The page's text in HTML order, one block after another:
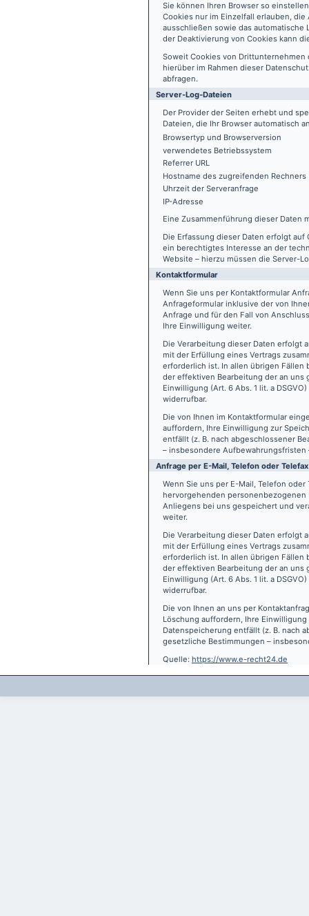
Sie können Ihren Browser so
Cookies nur im Einzelfall erlauben,
ausschließen sowie das automatische
der Deaktivierung von Cookies kann
Soweit Cookies von
hierüber im Rahmen dieser
abfragen.
Server-Log-Dateien
Der Provider der Seiten erhebt und
Dateien, die Ihr Browser automatisch
Browsertyp und Browserversion
verwendetes Betriebssystem
Referrer URL
Hostname des zugreifenden Rechners
Uhrzeit der Serveranfrage
IP-Adresse
Eine Zusammenführung dieser Daten
Die Erfassung dieser Daten erfolgt auf
ein berechtigtes Interesse an der
Website – hierzu müssen die Server-
Kontaktformular
Wenn Sie uns per Kontaktformular
Anfrageformular inklusive der von
Anfrage und für den Fall von
Ihre Einwilligung weiter.
Die Verarbeitung dieser Daten erfolgt
mit der Erfüllung eines Vertrags
erforderlich ist. In allen übrigen Fällen
der effektiven Bearbeitung der an uns
Einwilligung (Art. 6 Abs. 1 lit. a
widerrufbar.
Die von Ihnen im Kontaktformular
auffordern, Ihre Einwilligung zur
entfällt (z. B. nach abgeschlossener
– insbesondere
Anfrage per E-Mail, Telefon oder Telefax
Wenn Sie uns per E-Mail, Telefon
hervorgehenden personenbezogenen
Anliegens bei uns gespeichert und
weiter.
Die Verarbeitung dieser Daten erfolgt
mit der Erfüllung eines Vertrags
erforderlich ist. In allen übrigen Fällen
der effektiven Bearbeitung der an uns
Einwilligung (Art. 6 Abs. 1 lit. a
widerrufbar.
Die von Ihnen an uns per
Löschung auffordern, Ihre
Datenspeicherung entfällt (z. B. nach
gesetzliche Bestimmungen –
Quelle: https://www.e-recht24.de